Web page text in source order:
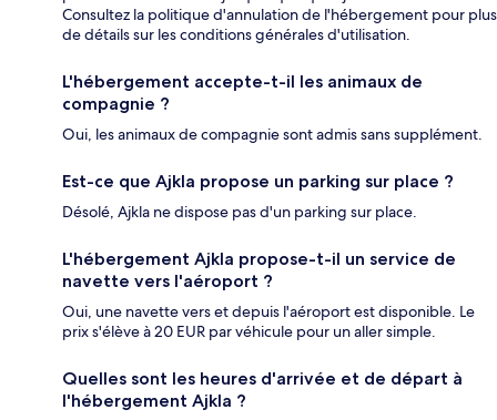
Consultez la politique d'annulation de l'hébergement pour plus
de détails sur les conditions générales d'utilisation.
L'hébergement accepte-t-il les animaux de
compagnie ?
Oui, les animaux de compagnie sont admis sans supplément.
Est-ce que Ajkla propose un parking sur place ?
Désolé, Ajkla ne dispose pas d'un parking sur place.
L'hébergement Ajkla propose-t-il un service de
navette vers l'aéroport ?
Oui, une navette vers et depuis l'aéroport est disponible. Le
prix s'élève à 20 EUR par véhicule pour un aller simple.
Quelles sont les heures d'arrivée et de départ à
l'hébergement Ajkla ?